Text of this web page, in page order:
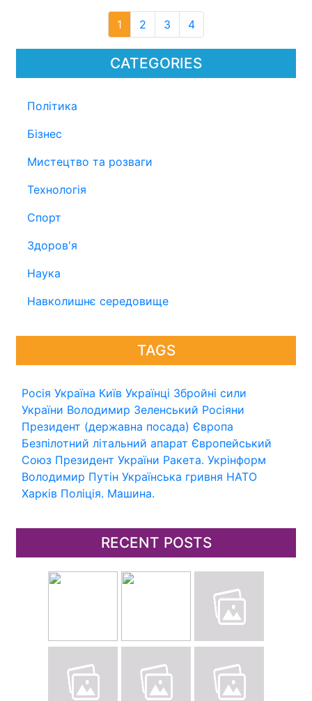
CATEGORIES
Політика
Бізнес
Мистецтво та розваги
Технологія
Спорт
Здоров'я
Наука
Навколишнє середовище
TAGS
Росія Україна Київ Українці Збройні сили
України Володимир Зеленський Росіяни
Президент (державна посада) Європа
Безпілотний літальний апарат Європейський
Союз Президент України Ракета. Укрінформ
Володимир Путін Українська гривня НАТО
Харків Поліція. Машина.
RECENT POSTS
1 2 3 4